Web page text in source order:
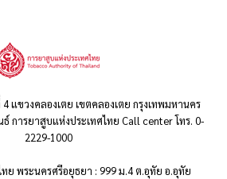
แขวงคลองเตย เขตคลองเตย กรุงเทพมหานคร
การยาสูบแห่งประเทศไทย Call center โทร. 0-
2229-1000
ย พระนครศรีอยุธยา : 999 ม.4 ต.อุทัย อ.อุทัย